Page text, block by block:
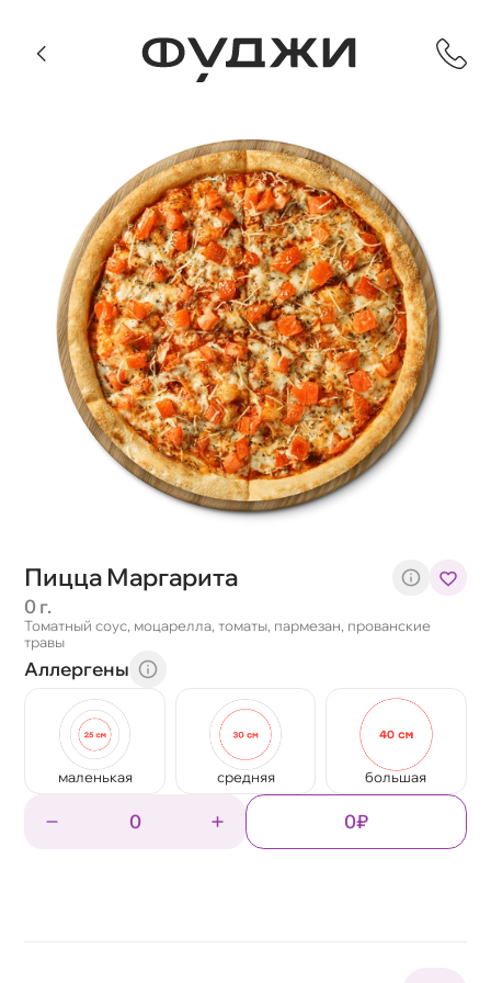
Пицца Маргарита
0 г.
Томатный соус, моцарелла, томаты, пармезан, прованские
травы
Аллергены
маленькая средняя большая
0 0₽